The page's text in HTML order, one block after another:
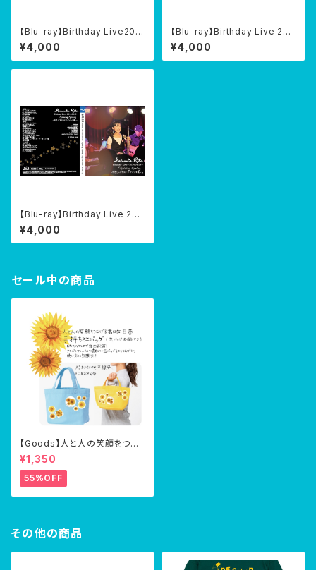
【Blu-ray】Birthday Live201
7『R-Recollect at JzBrat』2
017/04/15
¥4,000
【Blu-ray】Birthday Live 201
6『The Giving Tree - Bloo
m like flowers -』@さくらホ
ール 2016/04/15
¥4,000
【Blu-ray】Birthday Live 201
4『Spring Spining -拝啓、レ
オナルド・ダ・ヴィンチ様- 』@渋
谷gee.ge 2014/04/15
¥4,000
セール中の商品
【Goods】人と人の笑顔をつな
げる君は向日葵・手持ちバッグ
(缶バッジ8個つき)
¥1,350
55%OFF
その他の商品